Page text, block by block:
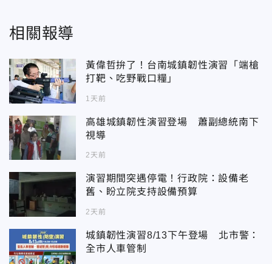
相關報導
黃偉哲拚了！台南城鎮韌性演習「端槍
打靶、吃野戰口糧」
1天前
高雄城鎮韌性演習登場 蕭副總統南下
視導
2天前
演習期間突遇停電！行政院：設備老
舊、盼立院支持設備預算
2天前
城鎮韌性演習8/13下午登場 北市警：
全市人車管制